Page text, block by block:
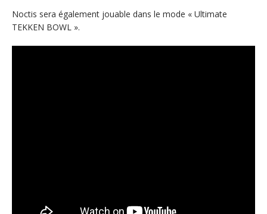
Noctis sera également jouable dans le mode « Ultimate
TEKKEN BOWL ».